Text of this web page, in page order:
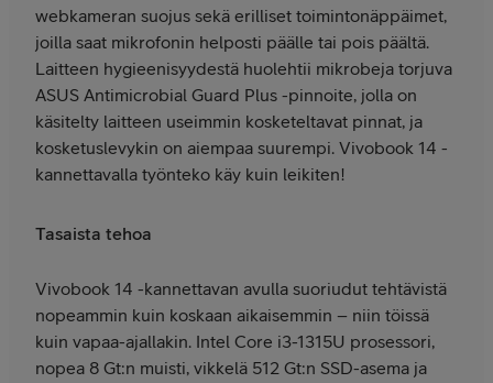
webkameran suojus sekä erilliset toimintonäppäimet,
joilla saat mikrofonin helposti päälle tai pois päältä.
Laitteen hygieenisyydestä huolehtii mikrobeja torjuva
ASUS Antimicrobial Guard Plus -pinnoite, jolla on
käsitelty laitteen useimmin kosketeltavat pinnat, ja
kosketuslevykin on aiempaa suurempi. Vivobook 14 -
kannettavalla työnteko käy kuin leikiten!
Tasaista tehoa
Vivobook 14 -kannettavan avulla suoriudut tehtävistä
nopeammin kuin koskaan aikaisemmin – niin töissä
kuin vapaa-ajallakin. Intel Core i3-1315U prosessori,
nopea 8 Gt:n muisti, vikkelä 512 Gt:n SSD-asema ja